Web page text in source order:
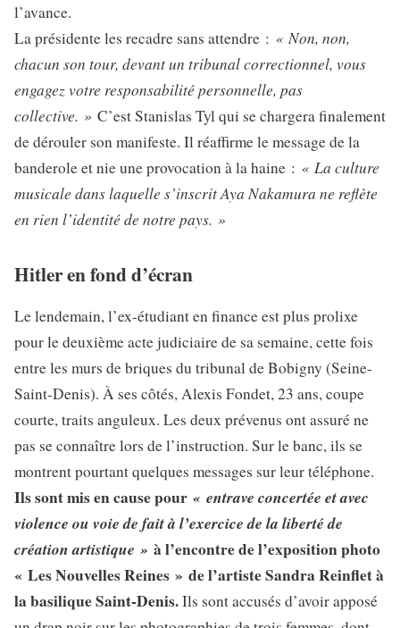
l’avance.
La présidente les recadre sans attendre : « Non, non,
chacun son tour, devant un tribunal correctionnel, vous
engagez votre responsabilité personnelle, pas
collective. » C’est Stanislas Tyl qui se chargera finalement
de dérouler son manifeste. Il réaffirme le message de la
banderole et nie une provocation à la haine : « La culture
musicale dans laquelle s’inscrit Aya Nakamura ne reflète
en rien l’identité de notre pays. »
Hitler en fond d’écran
Le lendemain, l’ex-étudiant en finance est plus prolixe
pour le deuxième acte judiciaire de sa semaine, cette fois
entre les murs de briques du tribunal de Bobigny (Seine-
Saint-Denis). À ses côtés, Alexis Fondet, 23 ans, coupe
courte, traits anguleux. Les deux prévenus ont assuré ne
pas se connaître lors de l’instruction. Sur le banc, ils se
montrent pourtant quelques messages sur leur téléphone.
Ils sont mis en cause pour « entrave concertée et avec
violence ou voie de fait à l’exercice de la liberté de
création artistique » à l’encontre de l’exposition photo
« Les Nouvelles Reines » de l’artiste Sandra Reinflet à
la basilique Saint-Denis.Ils sont accusés d’avoir apposé